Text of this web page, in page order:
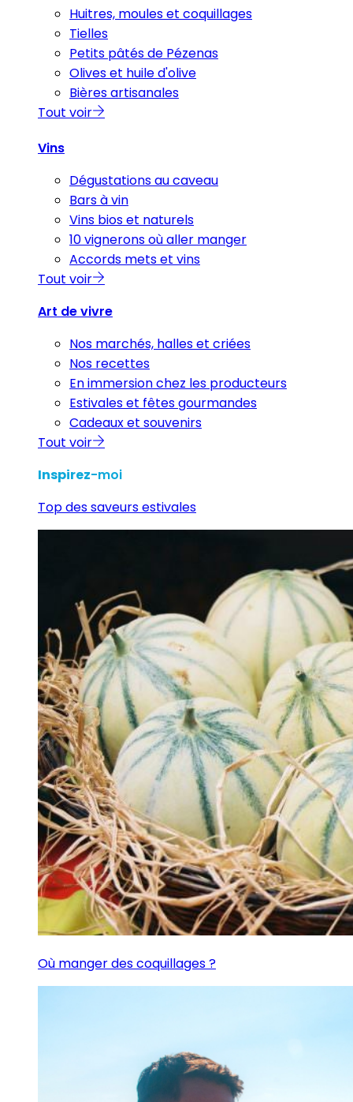
Huitres, moules et coquillages
Tielles
Petits pâtés de Pézenas
Olives et huile d'olive
Bières artisanales
Tout voir
Vins
Dégustations au caveau
Bars à vin
Vins bios et naturels
10 vignerons où aller manger
Accords mets et vins
Tout voir
Art de vivre
Nos marchés, halles et criées
Nos recettes
En immersion chez les producteurs
Estivales et fêtes gourmandes
Cadeaux et souvenirs
Tout voir
Inspirez-moi
Top des saveurs estivales
Où manger des coquillages ?